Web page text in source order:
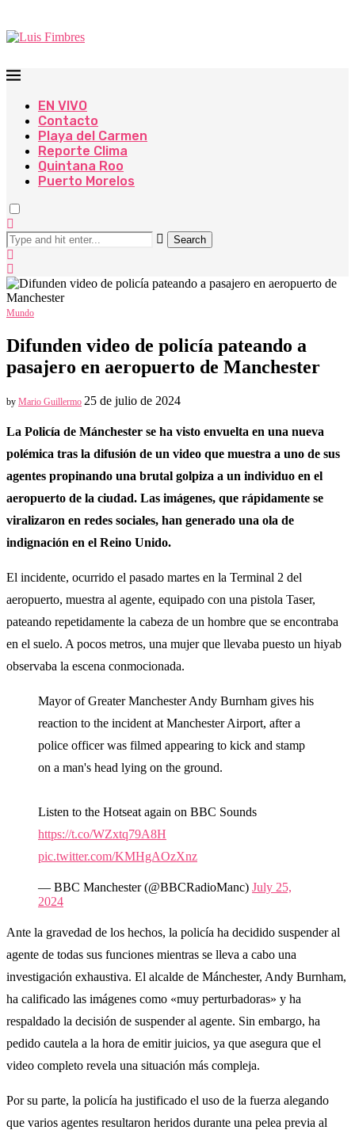
EN VIVO
Contacto
Playa del Carmen
Reporte Clima
Quintana Roo
Puerto Morelos
Search
Mundo
Difunden video de policía pateando a
pasajero en aeropuerto de Manchester
by Mario Guillermo 25 de julio de 2024
La Policía de Mánchester se ha visto envuelta en una nueva
polémica tras la difusión de un video que muestra a uno de sus
agentes propinando una brutal golpiza a un individuo en el
aeropuerto de la ciudad. Las imágenes, que rápidamente se
viralizaron en redes sociales, han generado una ola de
indignación en el Reino Unido.
El incidente, ocurrido el pasado martes en la Terminal 2 del
aeropuerto, muestra al agente, equipado con una pistola Taser,
pateando repetidamente la cabeza de un hombre que se encontraba
en el suelo. A pocos metros, una mujer que llevaba puesto un hiyab
observaba la escena conmocionada.
Mayor of Greater Manchester Andy Burnham gives his
reaction to the incident at Manchester Airport, after a
police officer was filmed appearing to kick and stamp
on a man's head lying on the ground.
Listen to the Hotseat again on BBC Sounds
https://t.co/WZxtq79A8H
pic.twitter.com/KMHgAOzXnz
— BBC Manchester (@BBCRadioManc) July 25,
2024
Ante la gravedad de los hechos, la policía ha decidido suspender al
agente de todas sus funciones mientras se lleva a cabo una
investigación exhaustiva. El alcalde de Mánchester, Andy Burnham,
ha calificado las imágenes como «muy perturbadoras» y ha
respaldado la decisión de suspender al agente. Sin embargo, ha
pedido cautela a la hora de emitir juicios, ya que asegura que el
video completo revela una situación más compleja.
Por su parte, la policía ha justificado el uso de la fuerza alegando
que varios agentes resultaron heridos durante una pelea previa al